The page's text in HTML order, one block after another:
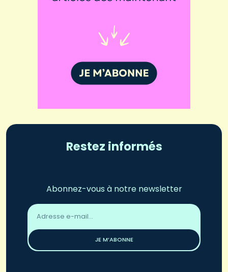
Restez informés
Abonnez-vous à notre newsletter
Adresse
email
JE M’ABONNE